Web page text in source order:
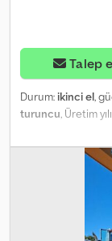
Talep
Durum: ikinci el,
turuncu, Üretim
,
manufacture:
weight: approx.
digging bucket
side and rear
Vehicle
German ports